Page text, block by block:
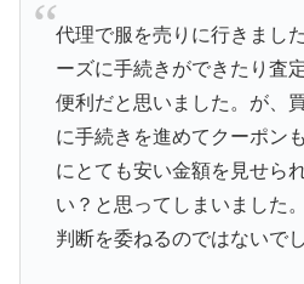
代理で服を売りに行きまし
ーズに手続きができたり査
便利だと思いました。が、
に手続きを進めてクーポン
にとても安い金額を見せら
い？と思ってしまいました
判断を委ねるのではないで